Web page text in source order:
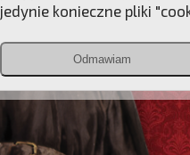
jedynie konieczne pliki
Odmawiam